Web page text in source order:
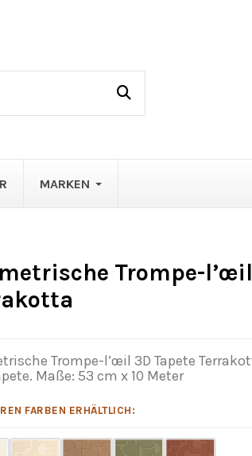
MARKEN
Trompe-
Trompe-l’œil 3D Tapete
Maße: 53 cm x 10 Meter
FARBEN ERHÄLTLICH: